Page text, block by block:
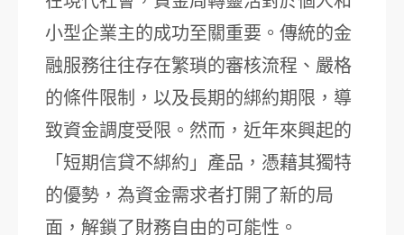
小型企業主的成功至關重要。傳統的金
融服務往往存在繁瑣的審核流程、嚴格
的條件限制，以及長期的綁約期限，導
致資金調度受限。然而，近年來興起的
「短期信貸不綁約」產品，憑藉其獨特
的優勢，為資金需求者打開了新的局
面，解鎖了財務自由的可能性。